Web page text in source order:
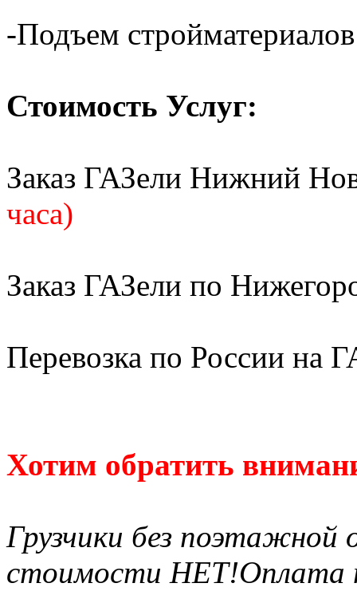
-Подъем
Стоимость Услуг:
Заказ ГАЗели Нижний
часа)
Заказ ГАЗели по
Перевозка по России на
Хотим обратить
Грузчики без
стоимости НЕТ!Оплата